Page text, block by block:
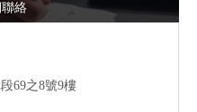
絡
69之8號9樓